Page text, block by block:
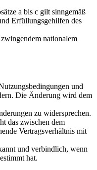
a bis c gilt sinngemäß
Erfüllungsgehilfen des
nationalem
und
Die Änderung wird dem
zu widersprechen.
das zwischen dem
Vertragsverhältnis mit
und verbindlich, wenn
hat.